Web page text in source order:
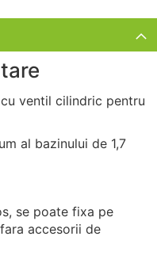
ventil cilindric pentru
al bazinului de 1,7
se poate fixa pe
accesorii de